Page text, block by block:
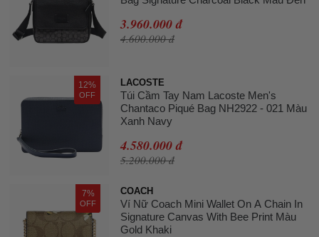
3.960.000 đ
4.600.000 đ
12%
OFF
LACOSTE
Túi Cầm Tay Nam Lacoste Men's
Chantaco Piqué Bag NH2922 - 021 Màu
Xanh Navy
4.580.000 đ
5.200.000 đ
7%
OFF
COACH
Ví Nữ Coach Mini Wallet On A Chain In
Signature Canvas With Bee Print Màu
Gold Khaki